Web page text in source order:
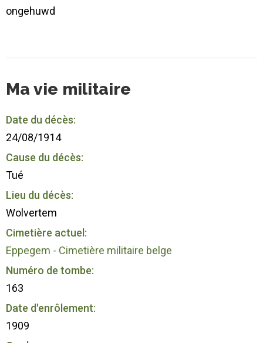
ongehuwd
Ma vie militaire
Date du décès:
24/08/1914
Cause du décès:
Tué
Lieu du décès:
Wolvertem
Cimetière actuel:
Eppegem - Cimetière militaire belge
Numéro de tombe:
163
Date d'enrôlement:
1909